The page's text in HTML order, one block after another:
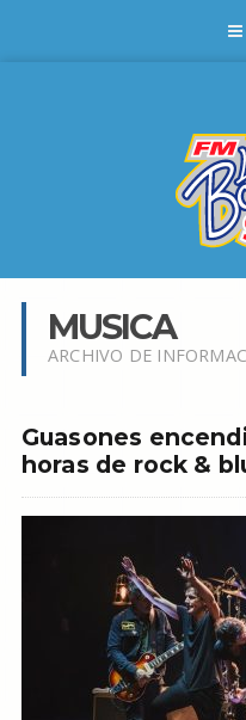
MUSICA
ARCHIVO DE
Guasones
horas de rock &